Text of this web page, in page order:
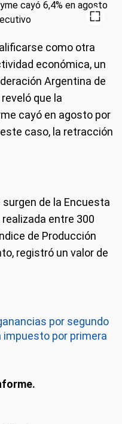
como otra
económica, un
Argentina de
que la
cayó en agosto por
caso, la retracción
de la Encuesta
entre 300
de Producción
registró un valor de
por segundo
impuesto por primera